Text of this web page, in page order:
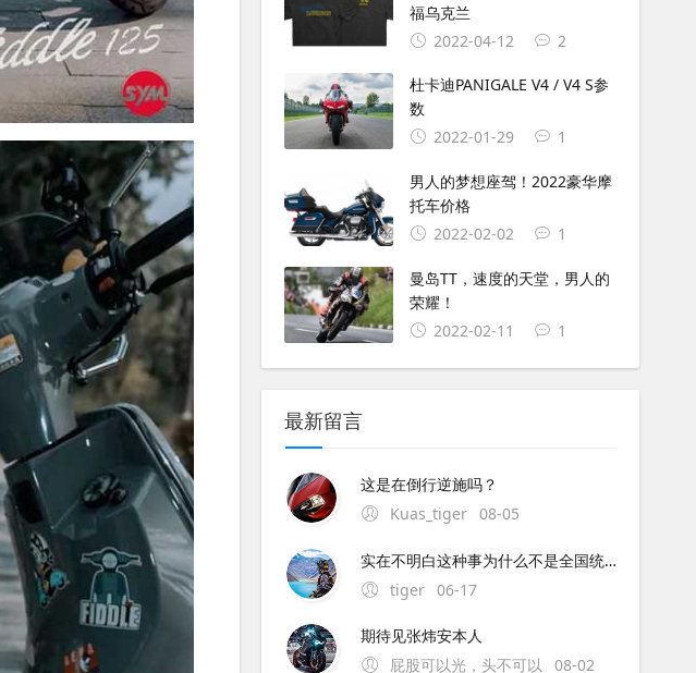
福乌克兰
2022-04-12
2
杜卡迪PANIGALE V4 / V4 S参
数
2022-01-29
1
男人的梦想座驾！2022豪华摩
托车价格
2022-02-02
1
曼岛TT，速度的天堂，男人的
荣耀！
2022-02-11
1
最新留言
这是在倒行逆施吗？
Kuas_tiger 08-05
实在不明白这种事为什么不是全国统一执行呢？中央与地方的权限这么混乱的吗？全国每个地方都不同规定,这是要独立造反吗？
tiger 06-17
期待见张炜安本人
屁股可以光，头不可以
08-02